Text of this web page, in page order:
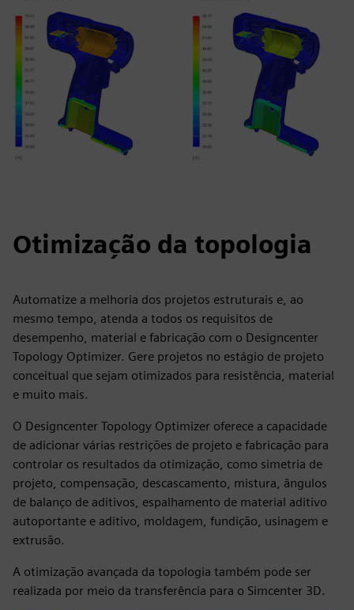
Otimização da topologia
Automatize a melhoria dos projetos estruturais e, ao
mesmo tempo, atenda a todos os requisitos de
desempenho, material e fabricação com o Designcenter
Topology Optimizer. Gere projetos no estágio de projeto
conceitual que sejam otimizados para resistência, material
e muito mais.
O Designcenter Topology Optimizer oferece a capacidade
de adicionar várias restrições de projeto e fabricação para
controlar os resultados da otimização, como simetria de
projeto, compensação, descascamento, mistura, ângulos
de balanço de aditivos, espalhamento de material aditivo
autoportante e aditivo, moldagem, fundição, usinagem e
extrusão.
A otimização avançada da topologia também pode ser
realizada por meio da transferência para o Simcenter 3D.